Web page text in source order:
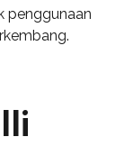
penggunaan